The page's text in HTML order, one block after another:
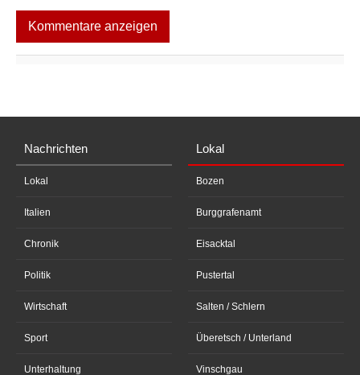
Kommentare anzeigen
Nachrichten
Lokal
Italien
Chronik
Politik
Wirtschaft
Sport
Unterhaltung
Lokal
Bozen
Burggrafenamt
Eisacktal
Pustertal
Salten / Schlern
Überetsch / Unterland
Vinschgau